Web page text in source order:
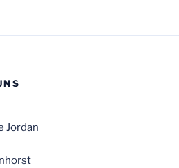
Jordan